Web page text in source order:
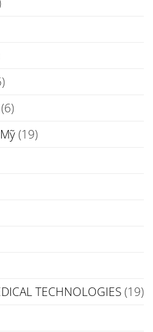
(6)
(19)
TECHNOLOGIES(19)